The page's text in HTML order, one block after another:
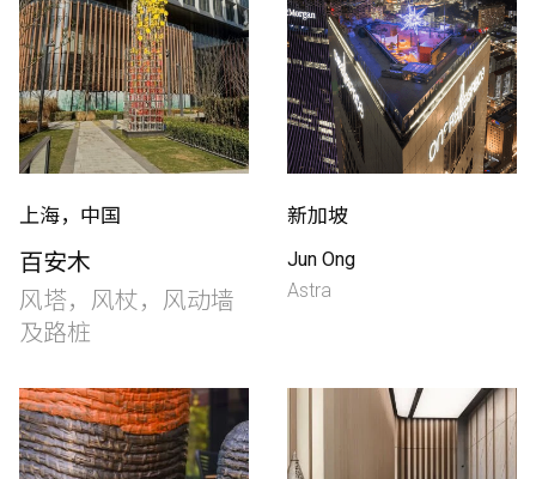
上海，中国
百安木
风塔，风杖，风动墙
及路桩
新加坡
Jun Ong
Astra